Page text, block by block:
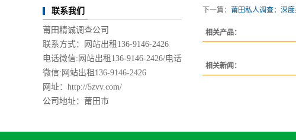
联系我们
莆田精诚调查公司
联系方式：网站出租136-9146-2426
电话微信:网站出租136-9146-2426/电话
微信:网站出租136-9146-2426
网址：http://5zvv.com/
公司地址：莆田市
下一篇： 莆田私人调查：深
相关产品：
相关新闻：